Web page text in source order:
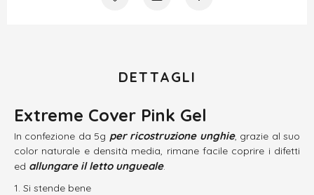
DETTAGLI
Extreme Cover Pink Gel
In confezione da 5g per ricostruzione unghie, grazie al suo
color naturale e densità media, rimane facile coprire i difetti
ed allungare il letto ungueale.
Si stende bene